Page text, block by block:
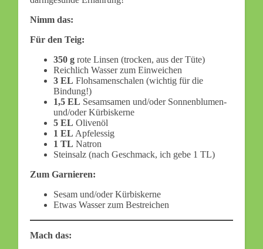
Nimm das:
Für den Teig:
350 g rote Linsen (trocken, aus der Tüte)
Reichlich Wasser zum Einweichen
3 EL Flohsamenschalen (wichtig für die
Bindung!)
1,5 EL Sesamsamen und/oder Sonnenblumen-
und/oder Kürbiskerne
5 EL Olivenöl
1 EL Apfelessig
1 TL Natron
Steinsalz (nach Geschmack, ich gebe 1 TL)
Zum Garnieren:
Sesam und/oder Kürbiskerne
Etwas Wasser zum Bestreichen
Mach das: